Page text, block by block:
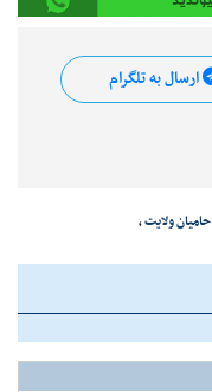
ارسال به تلگرام
حامیان ولایت،